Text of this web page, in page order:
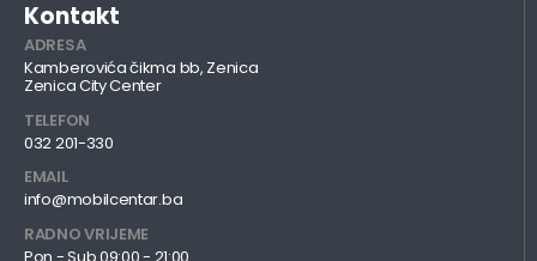
Kontakt
ADRESA
Kamberovića čikma bb, Zenica
Zenica City Center
TELEFON
032 201-330
EMAIL
info@mobilcentar.ba
RADNO VRIJEME